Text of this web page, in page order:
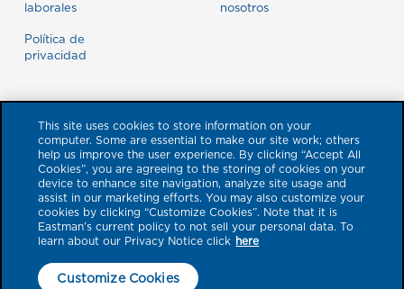
laborales
Política de
privacidad
nosotros
mencionados aquí con un símbolo ™ o ® son marcas registradas de Eastman
This site uses cookies to store information on your
computer. Some are essential to make our site work; others
help us improve the user experience. By clicking “Accept All
Cookies”, you are agreeing to the storing of cookies on your
device to enhance site navigation, analyze site usage and
assist in our marketing efforts. You may also customize your
cookies by clicking “Customize Cookies”. Note that it is
Eastman’s current policy to not sell your personal data. To
learn about our Privacy Notice click here
Customize Cookies